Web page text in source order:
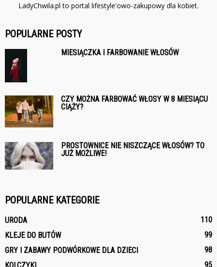
LadyChwila.pl to portal lifestyle'owo-zakupowy dla kobiet.
POPULARNE POSTY
MIESIĄCZKA I FARBOWANIE WŁOSÓW
CZY MOŻNA FARBOWAĆ WŁOSY W 8 MIESIĄCU
CIĄŻY?
PROSTOWNICE NIE NISZCZĄCE WŁOSÓW? TO
JUŻ MOŻLIWE!
POPULARNE KATEGORIE
URODA
110
KLEJE DO BUTÓW
99
GRY I ZABAWY PODWÓRKOWE DLA DZIECI
98
KOLCZYKI
95